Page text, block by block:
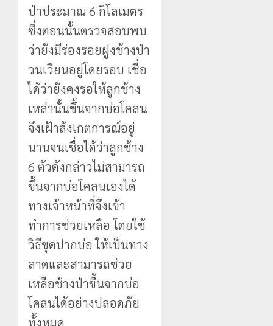
ป่าประมาณ 6 กิโลเมตร
ซึ่งตอนนั้นตรวจสอบพบ
ว่ายังมีร่องรอยฝูงช้างป่า
วนเวียนอยู่โดยรอบ เชื่อ
ได้ว่ายังคงรอให้ลูกช้าง
เหล่านั้นขึ้นจากบ่อโคลน
จึงเฝ้าสังเกตการณ์อยู่
นานจนเชื่อได้ว่าลูกช้าง
6 ตัวดังกล่าวไม่สามารถ
ขึ้นจากบ่อโคลนเองได้
ทางเจ้าหน้าที่จึงเข้า
ทำการช่วยเหลือ โดยใช้
วิธีขุดปากบ่อ ให้เป็นทาง
ลาดและสามารถช่วย
เหลือช้างป่าขึ้นจากบ่อ
โคลนได้อย่างปลอดภัย
ทั้งหมด.